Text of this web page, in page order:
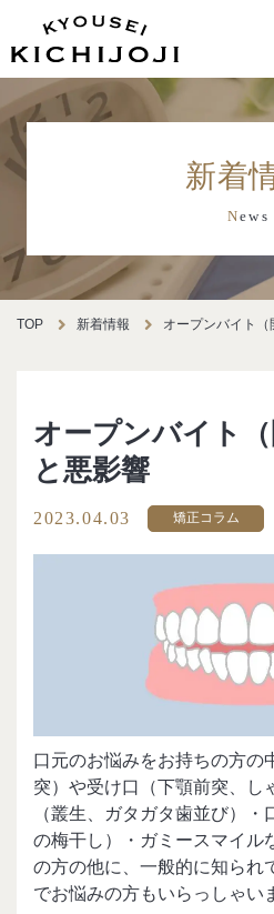
新着
News
TOP 新着情報 オープンバイト
オープンバイト
と悪影響
2023.04.03 矯正コラム
口元のお悩みをお持ちの方の
突）や受け口（下顎前突、し
（叢生、ガタガタ歯並び）
の梅干し）・ガミースマイル
の方の他に、一般的に知られ
でお悩みの方もいらっしゃい